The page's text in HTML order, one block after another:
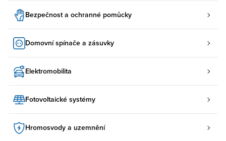
Bezpečnost a ochranné pomůcky
Domovní spínače a zásuvky
Elektromobilita
Fotovoltaické systémy
Hromosvody a uzemnění